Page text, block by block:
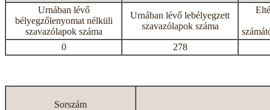
Urnában lévő
bélyegzőlenyomat nélküli
szavazólapok száma
Urnában lévő lebélyegzett
szavazólapok száma
0
278
Sorszám